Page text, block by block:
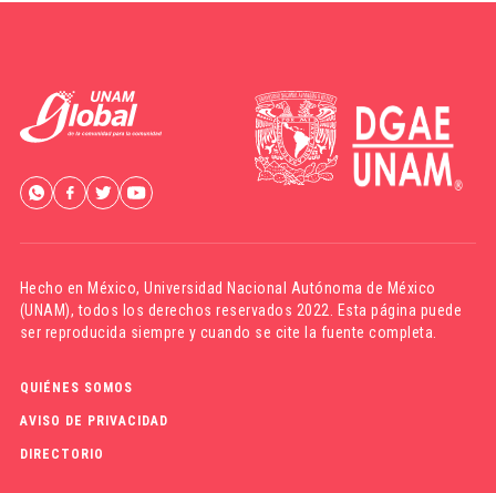
Hecho en México,Universidad Nacional Autónoma de México
(UNAM), todos los derechos reservados 2022. Esta página puede
ser reproducida siempre y cuando se cite la fuente completa.
QUIÉNES SOMOS
AVISO DE PRIVACIDAD
DIRECTORIO